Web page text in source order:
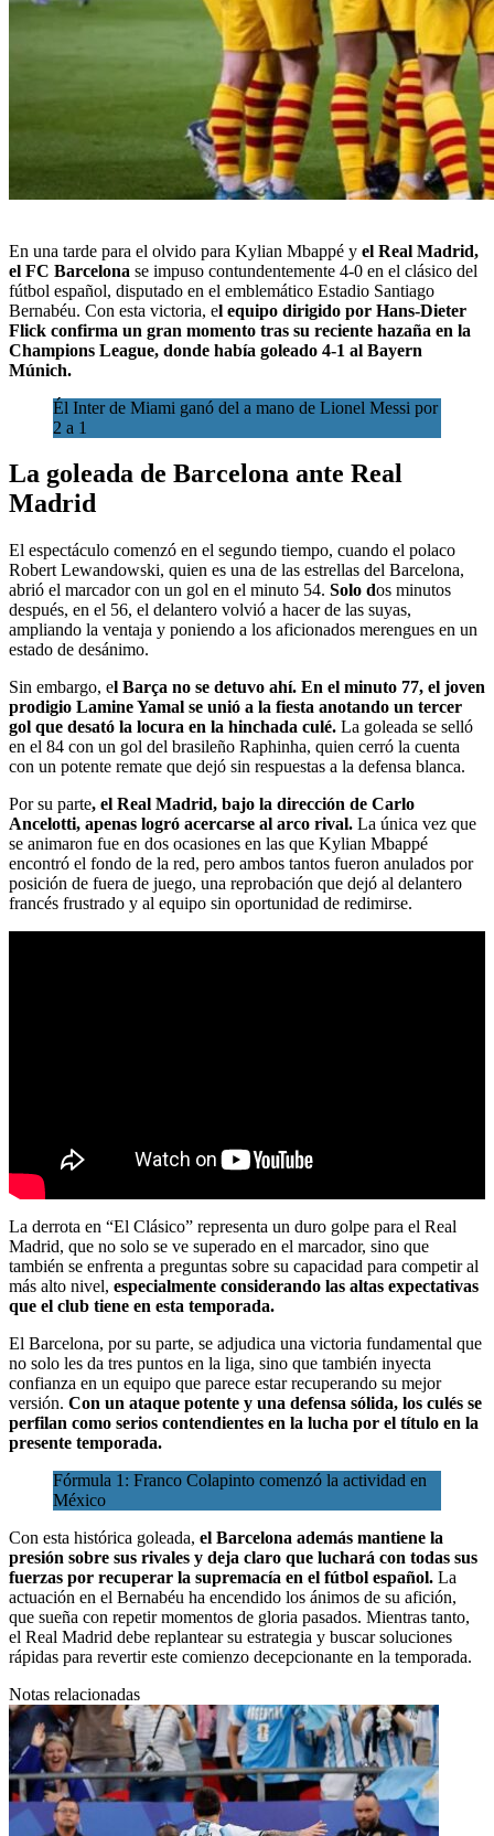
En una tarde para el olvido para Kylian Mbappé y el Real Madrid,
el FC Barcelona se impuso contundentemente 4-0 en el clásico del
fútbol español, disputado en el emblemático Estadio Santiago
Bernabéu. Con esta victoria, el equipo dirigido por Hans-Dieter
Flick confirma un gran momento tras su reciente hazaña en la
Champions League, donde había goleado 4-1 al Bayern
Múnich.
Él Inter de Miami ganó del a mano de Lionel Messi por
2 a 1
La goleada de Barcelona ante Real
Madrid
El espectáculo comenzó en el segundo tiempo, cuando el polaco
Robert Lewandowski, quien es una de las estrellas del Barcelona,
abrió el marcador con un gol en el minuto 54. Solo dos minutos
después, en el 56, el delantero volvió a hacer de las suyas,
ampliando la ventaja y poniendo a los aficionados merengues en un
estado de desánimo.
Sin embargo, el Barça no se detuvo ahí. En el minuto 77, el joven
prodigio Lamine Yamal se unió a la fiesta anotando un tercer
gol que desató la locura en la hinchada culé. La goleada se selló
en el 84 con un gol del brasileño Raphinha, quien cerró la cuenta
con un potente remate que dejó sin respuestas a la defensa blanca.
Por su parte, el Real Madrid, bajo la dirección de Carlo
Ancelotti, apenas logró acercarse al arco rival. La única vez que
se animaron fue en dos ocasiones en las que Kylian Mbappé
encontró el fondo de la red, pero ambos tantos fueron anulados por
posición de fuera de juego, una reprobación que dejó al delantero
francés frustrado y al equipo sin oportunidad de redimirse.
La derrota en “El Clásico” representa un duro golpe para el Real
Madrid, que no solo se ve superado en el marcador, sino que
también se enfrenta a preguntas sobre su capacidad para competir al
más alto nivel, especialmente considerando las altas expectativas
que el club tiene en esta temporada.
El Barcelona, por su parte, se adjudica una victoria fundamental que
no solo les da tres puntos en la liga, sino que también inyecta
confianza en un equipo que parece estar recuperando su mejor
versión. Con un ataque potente y una defensa sólida, los culés se
perfilan como serios contendientes en la lucha por el título en la
presente temporada.
Fórmula 1: Franco Colapinto comenzó la actividad en
México
Con esta histórica goleada, el Barcelona además mantiene la
presión sobre sus rivales y deja claro que luchará con todas sus
fuerzas por recuperar la supremacía en el fútbol español. La
actuación en el Bernabéu ha encendido los ánimos de su afición,
que sueña con repetir momentos de gloria pasados. Mientras tanto,
el Real Madrid debe replantear su estrategia y buscar soluciones
rápidas para revertir este comienzo decepcionante en la temporada.
Notas relacionadas